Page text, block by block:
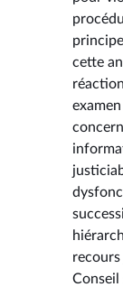
cette
Conseil